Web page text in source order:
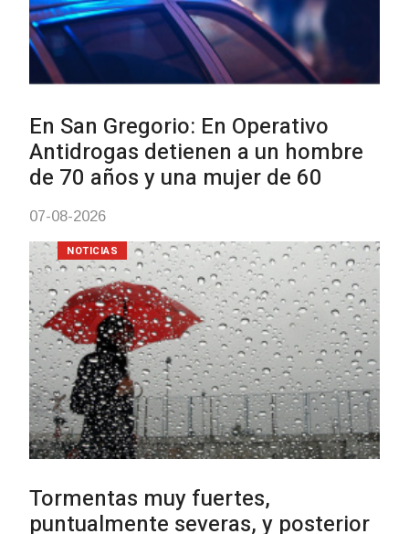
Facultad de Artes llega a
con dos cursos de formación
03-08-2026
Clases de Muai Thai en Complejo
NOTICIAS